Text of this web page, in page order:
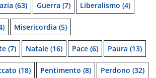
(63) Guerra (7) Liberalismo (4)
Misericordia (5)
(7) Natale (16) Pace (6) Paura (13)
(18) Pentimento (8) Perdono (32)